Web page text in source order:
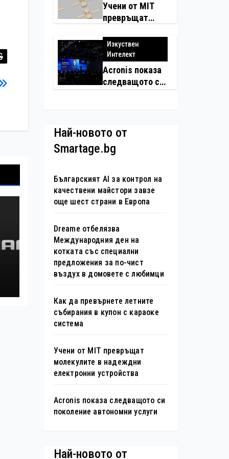
Учени от MIT
превръщат
надеждни
електронни
устройства
Изкуствен
Интелект
Acronis показа
следващото си
Най-новото от
Smartage.bg
Българският AI за контрол на
качествени майстори завзе
още шест страни в Европа
Dreame отбелязва
Международния ден на
котката със специални
предложения за по-чист
въздух в домовете с любимци
Как да превърнете летните
събирания в купон с караоке
система
Учени от MIT превръщат
молекулите в надеждни
електронни устройства
Acronis показа следващото си
поколение автономни услуги
Най-новото от